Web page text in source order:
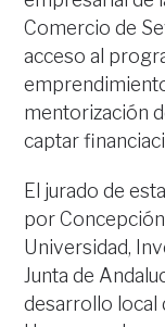
Comercio de
acceso al
mentorización
captar
El jurado de
por
Universidad,
Junta de
desarrollo local